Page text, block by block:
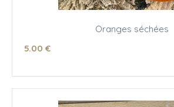
Oranges séchées
5.00 €